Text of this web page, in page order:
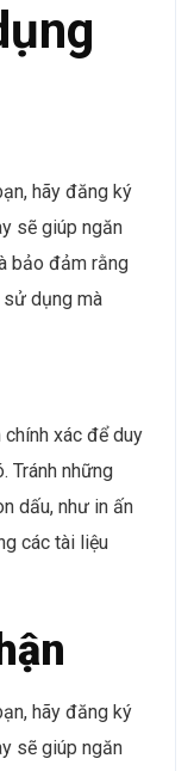
hãy đăng ký
sẽ giúp ngăn
bảo đảm rằng
dụng mà
xác để duy
Tránh những
dấu, như in ấn
các tài liệu
hãy đăng ký
sẽ giúp ngăn